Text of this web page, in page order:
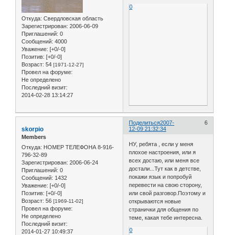
Откуда: Свердловская область
Зарегистрирован: 2006-06-09
Приглашений: 0
Сообщений: 4000
Уважение: [+0/-0]
Позитив: [+0/-0]
Возраст: 54 [1971-12-27]
Провел на форуме:
Не определено
Последний визит:
2014-02-28 13:14:27
0
Поделиться 6
2007-
12-09 21:32:34
skorpio
Members
Откуда: НОМЕР ТЕЛЕФОНА 8-916-
796-32-89
Зарегистрирован: 2006-06-24
Приглашений: 0
Сообщений: 1432
Уважение: [+0/-0]
Позитив: [+0/-0]
Возраст: 56 [1969-11-02]
Провел на форуме:
Не определено
Последний визит:
2014-01-27 10:49:37
НУ, ребята , если у меня
плохое настроения, или я
всех достаю, или меня все
достали...Тут как в детстве,
покажи язык и попробуй
перевести на свою сторону,
или свой разговор.Поэтому и
открываются новые
странички для общения по
теме, какая тебе интересна.
0